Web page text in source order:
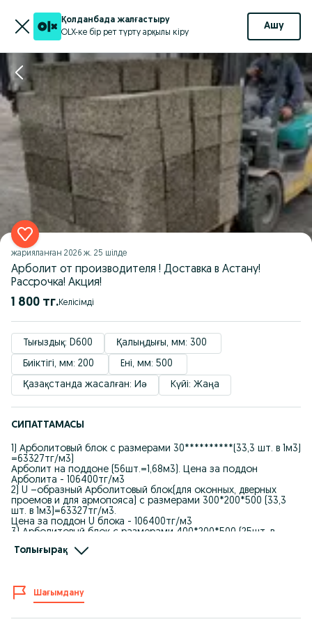
Қолданбада жалғастыру
OLX-ке бір рет түрту арқылы кіру
Ашу
жарияланған 2026 ж. 25 шілде
Арболит от производителя ! Доставка в Астану!
Рассрочка! Акция!
1 800 тг. Келісімді
Тығыздық: D600
Қалыңдығы, мм: 300
Биіктігі, мм: 200
Ені, мм: 500
Қазақстанда жасалған: Иә
Күйі: Жаңа
СИПАТТАМАСЫ
1) Арболитовый блок с размерами 30**********(33,3 шт. в 1м3)
=63327тг/м3)
Арболит на поддоне (56шт.=1,68м3). Цена за поддон
Арболита - 106400тг/м3
2) U –образный Арболитовый блок(для оконных, дверных
проемов и для армопояса) с размерами 300*200*500 (33,3
шт. в 1м3)=63327тг/м3.
Цена за поддон U блока - 106400тг/м3
3) Арболитовый блок с размерами 400*200*500 (25шт. в
Арболит на поддоне (42шт.=1,68м3). Цена за поддон
Арболит- экологически чистый стеновой материал.
Незаменим для малоэтажного жилого строительства,
возведения гостиниц, промышленных и с/х объектов высотой
до 3х этажей под плиты/перекрытия.
Толығырақ
Шағымдану